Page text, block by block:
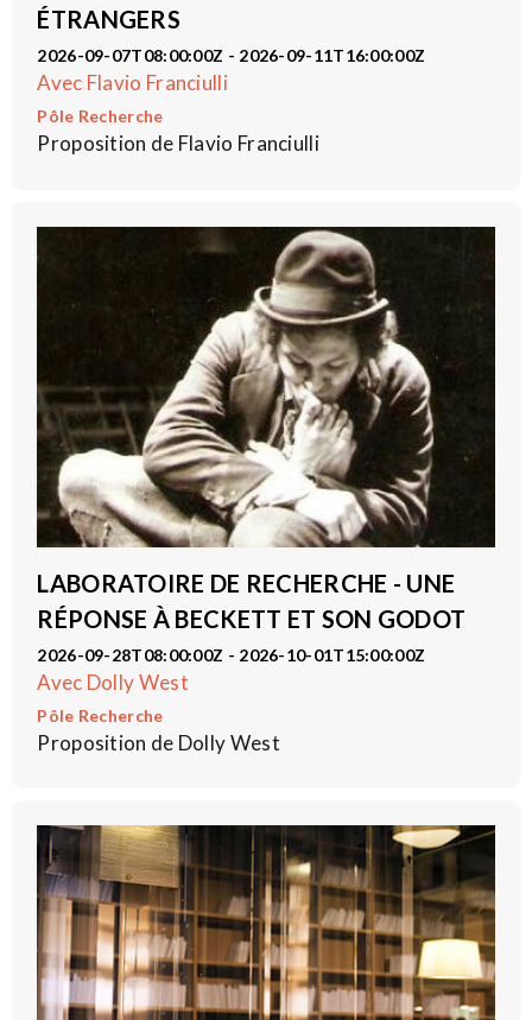
ÉTRANGERS
2026-09-07T08:00:00Z - 2026-09-11T16:00:00Z
Avec Flavio Franciulli
Pôle Recherche
Proposition de Flavio Franciulli
LABORATOIRE DE RECHERCHE - UNE
RÉPONSE À BECKETT ET SON GODOT
2026-09-28T08:00:00Z - 2026-10-01T15:00:00Z
Avec Dolly West
Pôle Recherche
Proposition de Dolly West